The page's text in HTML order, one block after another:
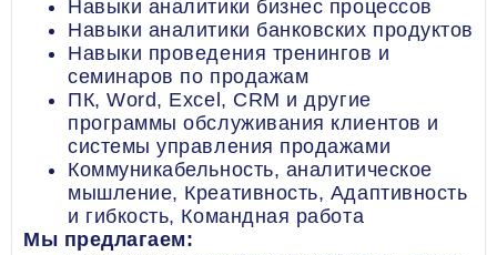
Навыки аналитики бизнес процессов
Навыки аналитики банковских продуктов
Навыки проведения тренингов и
семинаров по продажам
ПК, Word, Excel, CRM и другие
программы обслуживания клиентов и
системы управления продажами
Коммуникабельность, аналитическое
мышление, Креативность, Адаптивность
и гибкость, Командная работа
Мы предлагаем: